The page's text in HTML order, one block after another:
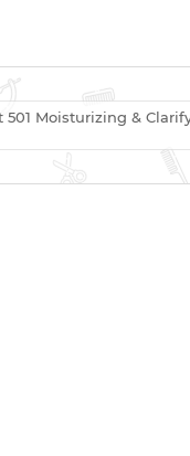
Moisturizing &